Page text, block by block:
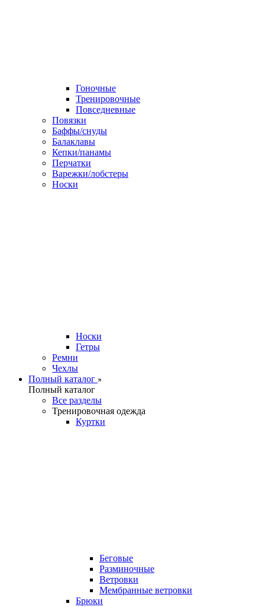
Гоночные
Тренировочные
Повседневные
Повязки
Баффы/снуды
Балаклавы
Кепки/панамы
Перчатки
Варежки/лобстеры
Носки
Носки
Гетры
Ремни
Чехлы
Полный каталог
Полный каталог
Все разделы
Тренировочная одежда
Куртки
Беговые
Разминочные
Ветровки
Мембранные ветровки
Брюки